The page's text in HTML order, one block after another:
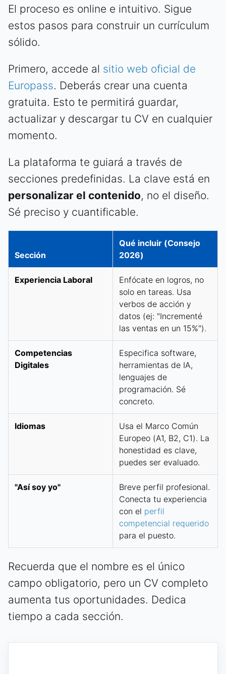
El proceso es online e intuitivo. Sigue
estos pasos para construir un currículum
sólido.
Primero, accede al sitio web oficial de
Europass. Deberás crear una cuenta
gratuita. Esto te permitirá guardar,
actualizar y descargar tu CV en cualquier
momento.
La plataforma te guiará a través de
secciones predefinidas. La clave está en
personalizar el contenido, no el diseño.
Sé preciso y cuantificable.
Sección
Qué incluir (Consejo
2026)
Experiencia Laboral
Enfócate en logros, no
solo en tareas. Usa
verbos de acción y
datos (ej: "Incrementé
las ventas en un 15%").
Competencias
Digitales
Especifica software,
herramientas de IA,
lenguajes de
programación. Sé
concreto.
Idiomas
Usa el Marco Común
Europeo (A1, B2, C1). La
honestidad es clave,
puedes ser evaluado.
"Así soy yo"
Breve perfil profesional.
Conecta tu experiencia
con el perfil
competencial requerido
para el puesto.
Recuerda que el nombre es el único
campo obligatorio, pero un CV completo
aumenta tus oportunidades. Dedica
tiempo a cada sección.